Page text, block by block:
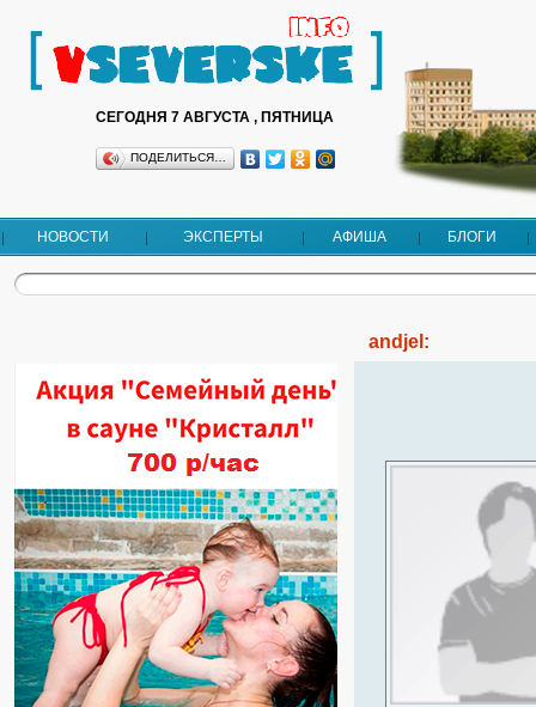
СЕГОДНЯ 7 АВГУСТА , ПЯТНИЦА
ПОДЕЛИТЬСЯ…
НОВОСТИ ЭКСПЕРТЫ АФИША БЛОГИ
andjel: